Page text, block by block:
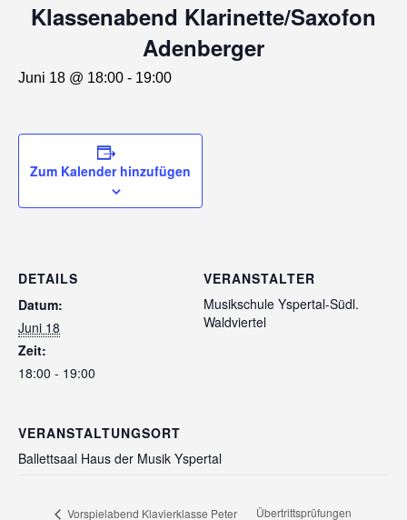
Klassenabend Klarinette/Saxofon
Adenberger
Juni 18 @ 18:00 - 19:00
Zum Kalender hinzufügen
DETAILS
Datum:
Juni 18
Zeit:
18:00 - 19:00
VERANSTALTER
Musikschule Yspertal-Südl.
Waldviertel
VERANSTALTUNGSORT
Ballettsaal Haus der Musik Yspertal
Vorspielabend Klavierklasse Peter
Übertrittsprüfungen